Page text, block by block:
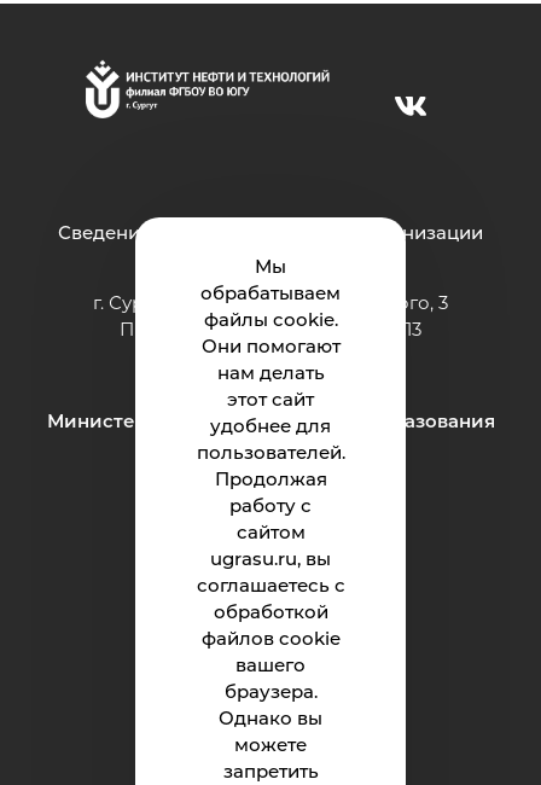
Мы
обрабатываем
файлы cookie.
Они помогают
нам делать
этот сайт
удобнее для
пользователей.
Продолжая
работу с
сайтом
ugrasu.ru, вы
соглашаетесь с
обработкой
файлов cookie
вашего
браузера.
Однако вы
можете
запретить
Сведения об образовательной организации
г. Сургут ул. Григория Кукуевицкого, 3
Приёмная: тел.: +7 (3462) 550-413
e-mail:inteh@ugrasu.ru
Министерство науки и высшего образования
Российской Федерации
Институт
Абитуриенту
Студенту
Родителям
Обращения граждан